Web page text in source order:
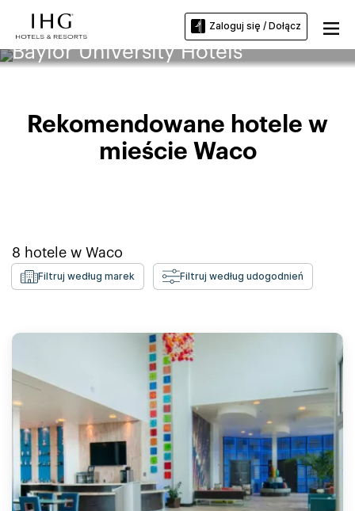
Zaloguj się / Dołącz
Baylor University Hotels
Rekomendowane hotele w
mieście Waco
8 hotele w Waco
Filtruj według marek Filtruj według udogodnień